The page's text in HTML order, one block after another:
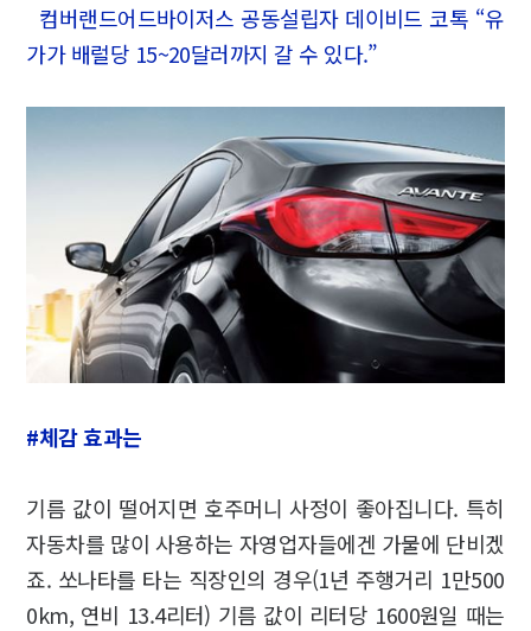
컴버랜드어드바이저스 공동설립자 데이비드 코톡 “유
가가 배럴당 15~20달러까지 갈 수 있다.”
#체감 효과는
기름 값이 떨어지면 호주머니 사정이 좋아집니다. 특히
자동차를 많이 사용하는 자영업자들에겐 가물에 단비겠
죠. 쏘나타를 타는 직장인의 경우(1년 주행거리 1만500
0km, 연비 13.4리터) 기름 값이 리터당 1600원일 때는